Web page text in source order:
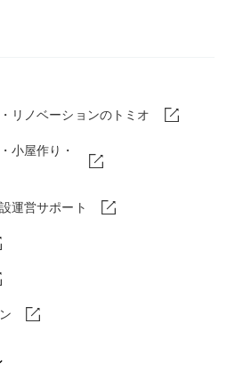
リノベーションのトミオ
小屋作り・
運営サポート